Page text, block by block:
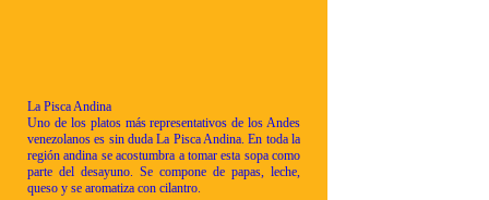
La Pisca Andina
Uno de los platos más representativos de los Andes
venezolanos es sin duda La Pisca Andina. En toda la
región andina se acostumbra a tomar esta sopa como
parte del desayuno. Se compone de papas, leche,
queso y se aromatiza con cilantro.